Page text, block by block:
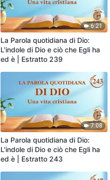
6:21
La Parola quotidiana di Dio:
L'indole di Dio e ciò che Egli ha
ed è | Estratto 239
7:08
La Parola quotidiana di Dio:
L'indole di Dio e ciò che Egli ha
ed è | Estratto 243